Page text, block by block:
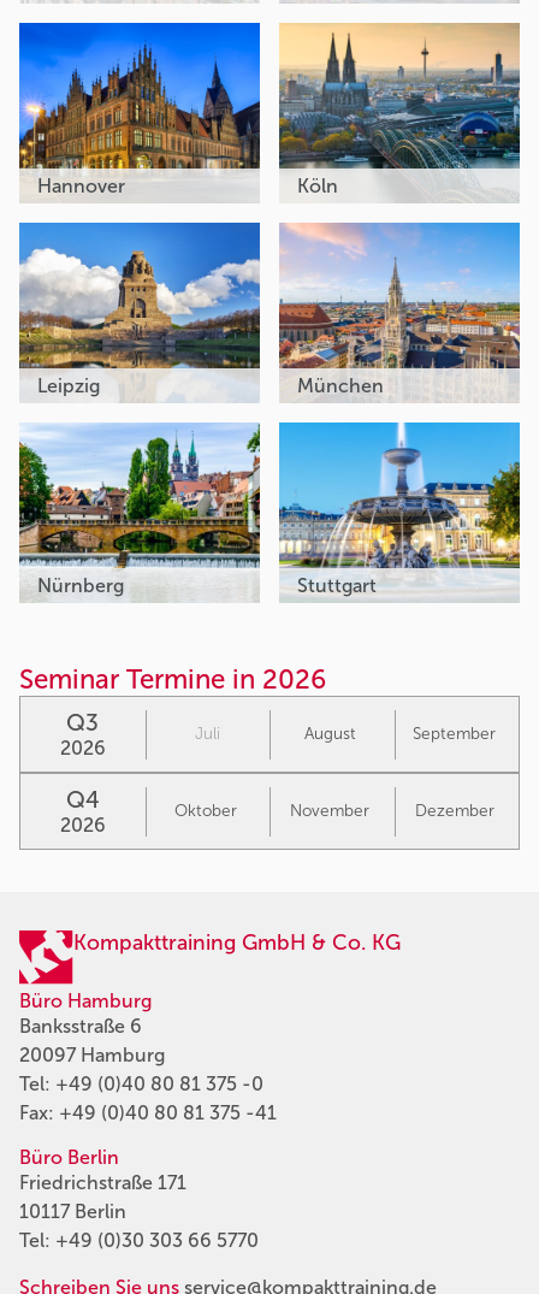
Hannover Köln
Leipzig München
Nürnberg Stuttgart
Seminar Termine in 2026
Q3
2026
Juli August September
Q4
2026
Oktober November Dezember
Kompakttraining GmbH & Co. KG
Büro Hamburg
Banksstraße 6
20097 Hamburg
Tel: +49 (0)40 80 81 375 -0
Fax: +49 (0)40 80 81 375 -41
Büro Berlin
Friedrichstraße 171
10117 Berlin
Tel: +49 (0)30 303 66 5770
Schreiben Sie uns service@kompakttraining.de